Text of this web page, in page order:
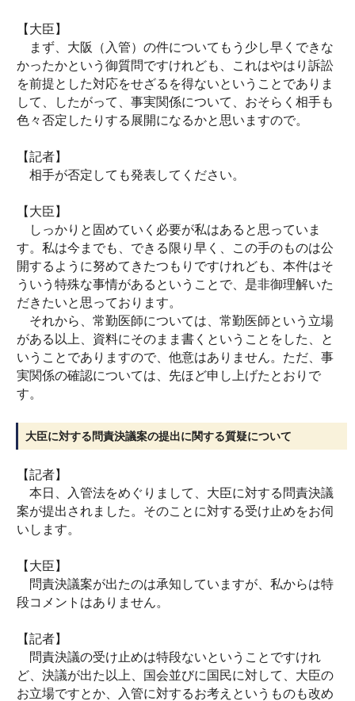
【大臣】
まず、大阪（入管）の件についてもう少し早くできな
かったかという御質問ですけれども、これはやはり訴訟
を前提とした対応をせざるを得ないということでありま
して、したがって、事実関係について、おそらく相手も
色々否定したりする展開になるかと思いますので。
【記者】
相手が否定しても発表してください。
【大臣】
しっかりと固めていく必要が私はあると思っていま
す。私は今までも、できる限り早く、この手のものは公
開するように努めてきたつもりですけれども、本件はそ
ういう特殊な事情があるということで、是非御理解いた
だきたいと思っております。
それから、常勤医師については、常勤医師という立場
がある以上、資料にそのまま書くということをした、と
いうことでありますので、他意はありません。ただ、事
実関係の確認については、先ほど申し上げたとおりで
す。
大臣に対する問責決議案の提出に関する質疑について
【記者】
本日、入管法をめぐりまして、大臣に対する問責決議
案が提出されました。そのことに対する受け止めをお伺
いします。
【大臣】
問責決議案が出たのは承知していますが、私からは特
段コメントはありません。
【記者】
問責決議の受け止めは特段ないということですけれ
ど、決議が出た以上、国会並びに国民に対して、大臣の
お立場ですとか、入管に対するお考えというものも改め